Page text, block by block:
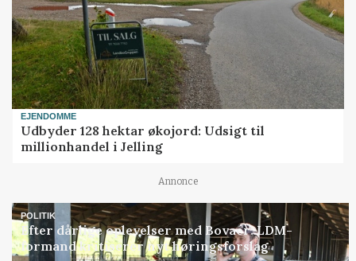
EJENDOMME
Udbyder 128 hektar økojord: Udsigt til
millionhandel i Jelling
Annonce
POLITIK
Efter dårlige oplevelser med Bovaer: LDM-
formand kritiserer nyt høringsforslag